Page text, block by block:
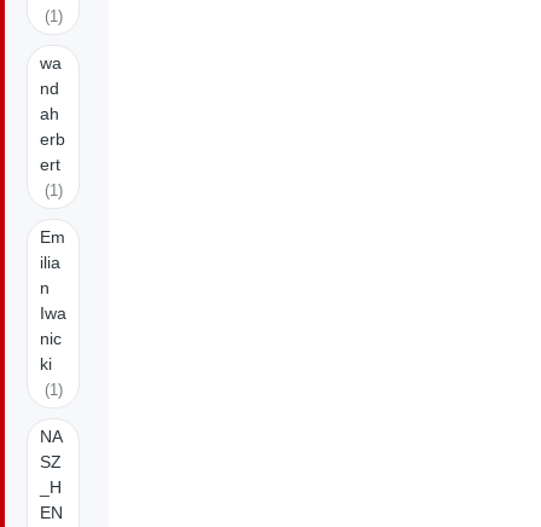
(1)
wa
nd
ah
erb
ert
(1)
Em
ilia
n
Iwa
nic
ki
(1)
NA
SZ
_H
EN